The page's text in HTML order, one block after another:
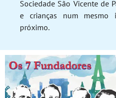
Sociedade São Vicente de
e crianças num
próximo.